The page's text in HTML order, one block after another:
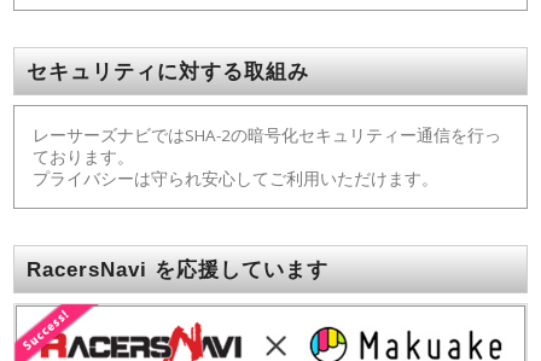
セキュリティに対する取組み
レーサーズナビではSHA-2の暗号化セキュリティー通信を行っ
ております。
プライバシーは守られ安心してご利用いただけます。
RacersNavi を応援しています